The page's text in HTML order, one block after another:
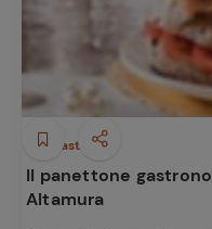
Antipasti
Il panettone
Altamura